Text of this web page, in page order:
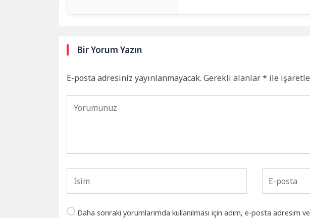
Bir Yorum Yazın
E-posta adresiniz yayınlanmayacak. Gerekli alanlar* ile
Daha sonraki yorumlarımda kullanılması için adım, e-posta adresim